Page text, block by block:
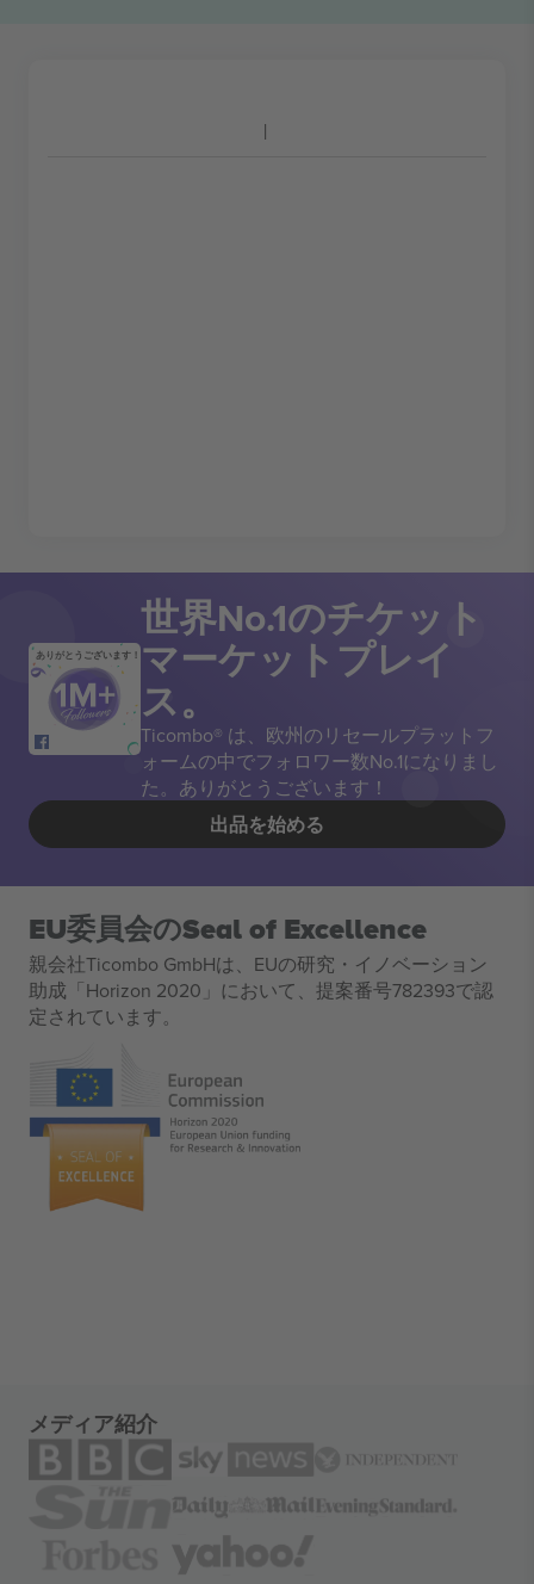
ありがとうございます！
世界No.1のチケット
マーケットプレイ
ス。
Ticombo® は、欧州のリセールプラットフ
ォームの中でフォロワー数No.1になりまし
た。ありがとうございます！
出品を始める
EU委員会のSeal of Excellence
親会社Ticombo GmbHは、EUの研究・イノベーション
助成「Horizon 2020」において、提案番号782393で認
定されています。
メディア紹介